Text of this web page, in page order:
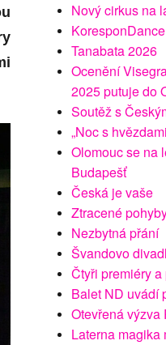
Nový cirkus na
Tanabata 2026
Ocenění
2025 putuje do
Soutěž s
„Noc s
Olomouc se na
Budapešť
Česká je vaše
Ztracené
Nezbytná přání
Švandovo
Čtyři premiéry
Balet ND uvádí
Otevřená výzva
Laterna magika